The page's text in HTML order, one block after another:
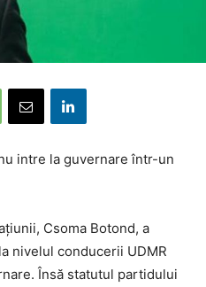
intre la guvernare într-un
Csoma Botond, a
nivelul conducerii UDMR
Însă statutul partidului